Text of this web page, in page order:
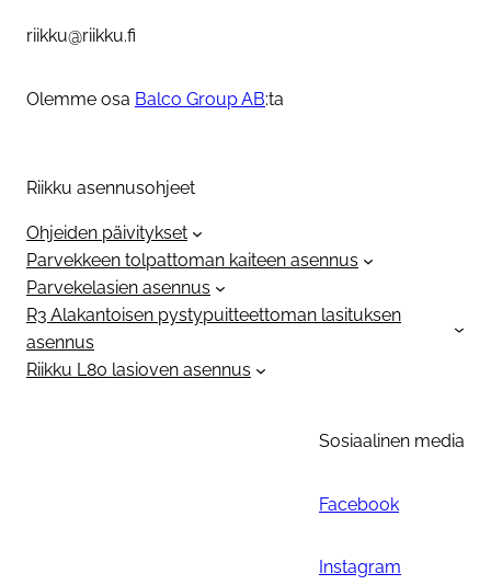
riikku@riikku.fi
Olemme osa Balco Group AB:ta
Riikku asennusohjeet
Ohjeiden päivitykset
Parvekkeen tolpattoman kaiteen asennus
Parvekelasien asennus
R3 Alakantoisen pystypuitteettoman lasituksen
asennus
Riikku L80 lasioven asennus
Sosiaalinen media
Facebook
Instagram